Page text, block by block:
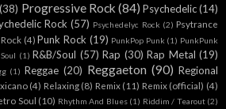
(38) Progressive Rock (84) Psychedelic(14)
Rock (57) Psychedelyc Rock (2) Psytrance
(4) Punk Rock (19) PunkPop Punk (1) PunkPunk
(1) R&B/Soul (57) Rap (30) Rap Metal (19)
(1) Reggae (20) Reggaeton (90) Regional
(4) Relaxing (8) Remix (11) Remix (official) (4)
Soul (10) Rhythm And Blues (1) Riddim / Tearout (2)